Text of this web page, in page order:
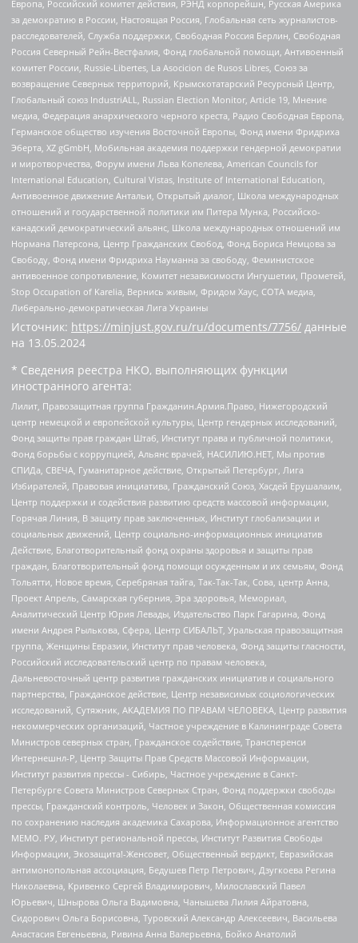
Европа, Российский комитет действия, РЭНД корпорейшн, Русская Америка
за демократию в России, Настоящая Россия, Глобальная сеть журналистов-
расследователей, Служба поддержки, Свободная Россия Берлин, Свободная
Россия Северный Рейн-Вестфалия, Фонд глобальной помощи, Антивоенный
комитет России, Russie-Libertes, La Asocicion de Rusos Libres, Союз за
возвращение Северных территорий, Крымскотатарский Ресурсный Центр,
Глобальный союз IndustriALL, Russian Election Monitor, Article 19, Мнение
медиа, Федерация анархического черного креста, Радио Свободная Европа,
Германское общество изучения Восточной Европы, Фонд имени Фридриха
Эберта, XZ gGmbH, Мобильная академия поддержки гендерной демократии
и миротворчества, Форум имени Льва Копелева, American Councils for
International Education, Cultural Vistas, Institute of International Education,
Антивоенное движение Антальи, Открытый диалог, Школа международных
отношений и государственной политики им Питера Мунка, Российско-
канадский демократический альянс, Школа международных отношений им
Нормана Патерсона, Центр Гражданских Свобод, Фонд Бориса Немцова за
Свободу, Фонд имени Фридриха Науманна за свободу, Феминистское
антивоенное сопротивление, Комитет независимости Ингушетии, Прометей,
Stop Occupation of Karelia, Вернись живым, Фридом Хаус, СОТА медиа,
Либерально-демократическая Лига Украины
Источник: https://minjust.gov.ru/ru/documents/7756/ данные
на 13.05.2024
* Сведения реестра НКО, выполняющих функции
иностранного агента:
Лилит, Правозащитная группа Гражданин.Армия.Право, Нижегородский
центр немецкой и европейской культуры, Центр гендерных исследований,
Фонд защиты прав граждан Штаб, Институт права и публичной политики,
Фонд борьбы с коррупцией, Альянс врачей, НАСИЛИЮ.НЕТ, Мы против
СПИДа, СВЕЧА, Гуманитарное действие, Открытый Петербург, Лига
Избирателей, Правовая инициатива, Гражданский Союз, Хасдей Ерушалаим,
Центр поддержки и содействия развитию средств массовой информации,
Горячая Линия, В защиту прав заключенных, Институт глобализации и
социальных движений, Центр социально-информационных инициатив
Действие, Благотворительный фонд охраны здоровья и защиты прав
граждан, Благотворительный фонд помощи осужденным и их семьям, Фонд
Тольятти, Новое время, Серебряная тайга, Так-Так-Так, Сова, центр Анна,
Проект Апрель, Самарская губерния, Эра здоровья, Мемориал,
Аналитический Центр Юрия Левады, Издательство Парк Гагарина, Фонд
имени Андрея Рылькова, Сфера, Центр СИБАЛЬТ, Уральская правозащитная
группа, Женщины Евразии, Институт прав человека, Фонд защиты гласности,
Российский исследовательский центр по правам человека,
Дальневосточный центр развития гражданских инициатив и социального
партнерства, Гражданское действие, Центр независимых социологических
исследований, Сутяжник, АКАДЕМИЯ ПО ПРАВАМ ЧЕЛОВЕКА, Центр развития
некоммерческих организаций, Частное учреждение в Калининграде Совета
Министров северных стран, Гражданское содействие, Трансперенси
Интернешнл-Р, Центр Защиты Прав Средств Массовой Информации,
Институт развития прессы - Сибирь, Частное учреждение в Санкт-
Петербурге Совета Министров Северных Стран, Фонд поддержки свободы
прессы, Гражданский контроль, Человек и Закон, Общественная комиссия
по сохранению наследия академика Сахарова, Информационное агентство
МЕМО. РУ, Институт региональной прессы, Институт Развития Свободы
Информации, Экозащита!-Женсовет, Общественный вердикт, Евразийская
антимонопольная ассоциация, Бедушев Петр Петрович, Дзугкоева Регина
Николаевна, Кривенко Сергей Владимирович, Милославский Павел
Юрьевич, Шнырова Ольга Вадимовна, Чанышева Лилия Айратовна,
Сидорович Ольга Борисовна, Туровский Александр Алексеевич, Васильева
Анастасия Евгеньевна, Ривина Анна Валерьевна, Бойко Анатолий